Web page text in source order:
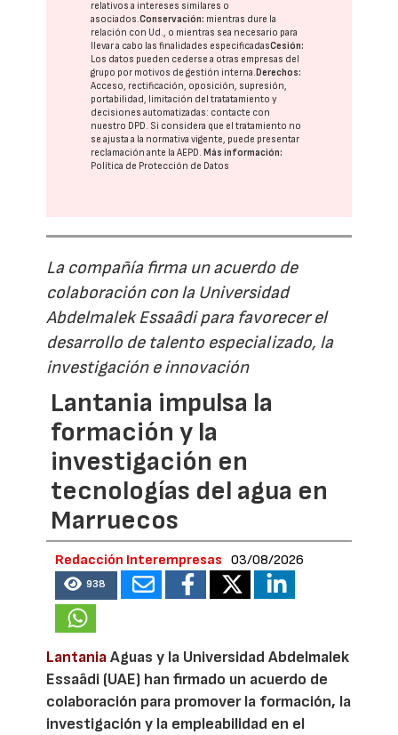
relativos a intereses similares o
asociados.Conservación: mientras dure la
relación con Ud., o mientras sea necesario para
llevar a cabo las finalidades especificadasCesión:
Los datos pueden cederse a otras empresas del
grupo por motivos de gestión interna.Derechos:
Acceso, rectificación, oposición, supresión,
portabilidad, limitación del tratatamiento y
decisiones automatizadas: contacte con
nuestro DPD. Si considera que el tratamiento no
se ajusta a la normativa vigente, puede presentar
reclamación ante laAEPD.Más información:
Política de Protección de Datos
La compañía firma un acuerdo de
colaboración con la Universidad
Abdelmalek Essaâdi para favorecer el
desarrollo de talento especializado, la
investigación e innovación
Lantania impulsa la
formación y la
investigación en
tecnologías del agua en
Marruecos
Redacción Interempresas 03/08/2026
938
LantaniaAguas y la Universidad Abdelmalek
Essaâdi (UAE) han firmado un acuerdo de
colaboración para promover la formación, la
investigación y la empleabilidad en el